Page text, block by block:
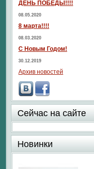
ДЕНЬ ПОБЕДЫ!!!!
08.05.2020
8 марта!!!!
08.03.2020
С Новым Годом!
30.12.2019
Архив новостей
Сейчас на сайте
Новинки